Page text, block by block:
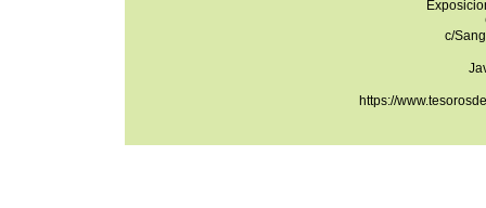
c/
https://